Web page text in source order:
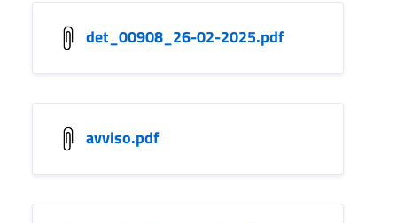
det_00908_26-02-2025.pdf
avviso.pdf